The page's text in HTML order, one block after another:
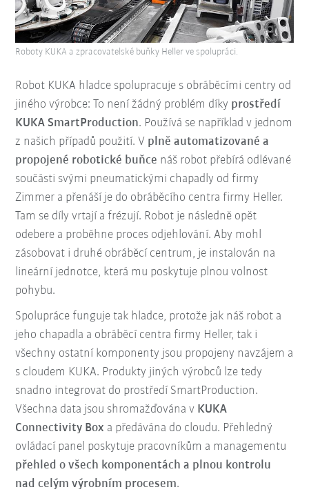
Robot KUKA hladce spolupracuje s obráběcími centry od
jiného výrobce: To není žádný problém díky prostředí
KUKA SmartProduction. Používá se například v jednom
z našich případů použití. V plně automatizované a
propojené robotické buňce náš robot přebírá odlévané
součásti svými pneumatickými chapadly od firmy
Zimmer a přenáší je do obráběcího centra firmy Heller.
Tam se díly vrtají a frézují. Robot je následně opět
odebere a proběhne proces odjehlování. Aby mohl
zásobovat i druhé obráběcí centrum, je instalován na
lineární jednotce, která mu poskytuje plnou volnost
pohybu.
Spolupráce funguje tak hladce, protože jak náš robot a
jeho chapadla a obráběcí centra firmy Heller, tak i
všechny ostatní komponenty jsou propojeny navzájem a
s cloudem KUKA. Produkty jiných výrobců lze tedy
snadno integrovat do prostředí SmartProduction.
Všechna data jsou shromažďována v KUKA
Connectivity Box a předávána do cloudu. Přehledný
ovládací panel poskytuje pracovníkům a managementu
přehled o všech komponentách a plnou kontrolu
nad celým výrobním procesem.
Roboty KUKA a zpracovatelské buňky Heller ve spolupráci.